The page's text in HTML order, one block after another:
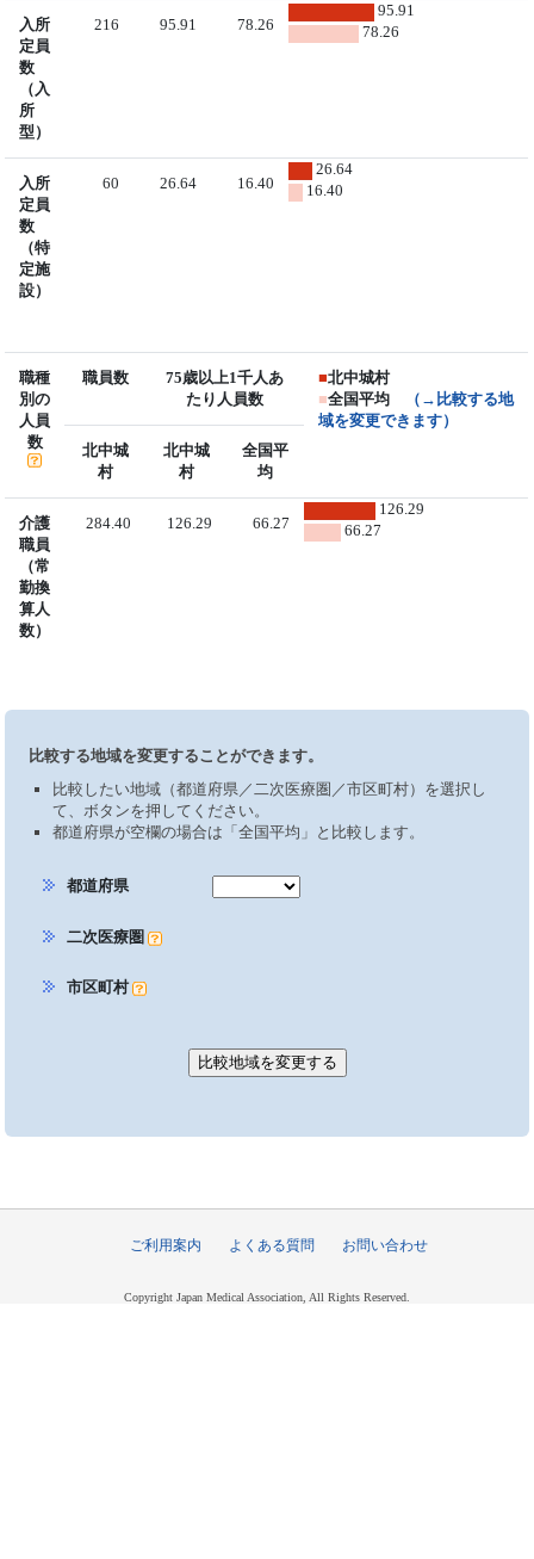
入所
定員
数
（入
所
型）
216 95.91 78.26
95.91
78.26
入所
定員
数
（特
定施
設）
60 26.64 16.40
26.64
16.40
職種
別の
人員
数
職員数
75歳以上1千人あ
たり人員数
■北中城村
■全国平均
（→比較する地
域を変更できます）
北中城
村
北中城
村
全国平
均
介護
職員
（常
勤換
算人
数）
284.40 126.29 66.27
126.29
66.27
比較する地域を変更することができます。
比較したい地域（都道府県／二次医療圏／市区町村）を選択し
て、ボタンを押してください。
都道府県が空欄の場合は「全国平均」と比較します。
都道府県
二次医療圏
市区町村
ご利用案内 よくある質問 お問い合わせ
Copyright Japan Medical Association, All Rights Reserved.